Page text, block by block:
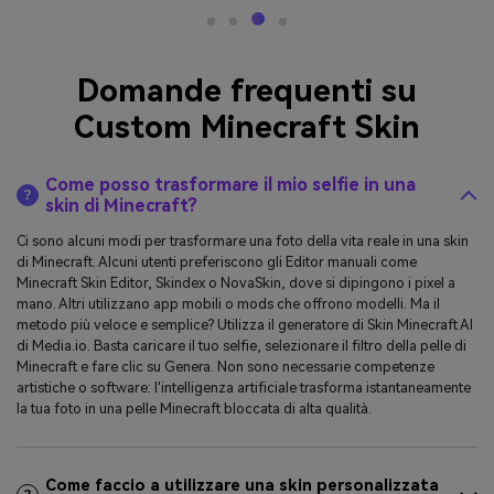
Domande frequenti su
Custom Minecraft Skin
Come posso trasformare il mio selfie in una
skin di Minecraft?
Ci sono alcuni modi per trasformare una foto della vita reale in una skin
di Minecraft. Alcuni utenti preferiscono gli Editor manuali come
Minecraft Skin Editor, Skindex o NovaSkin, dove si dipingono i pixel a
mano. Altri utilizzano app mobili o mods che offrono modelli. Ma il
metodo più veloce e semplice? Utilizza il generatore di Skin Minecraft AI
di Media.io. Basta caricare il tuo selfie, selezionare il filtro della pelle di
Minecraft e fare clic su Genera. Non sono necessarie competenze
artistiche o software: l'intelligenza artificiale trasforma istantaneamente
la tua foto in una pelle Minecraft bloccata di alta qualità.
Come faccio a utilizzare una skin personalizzata